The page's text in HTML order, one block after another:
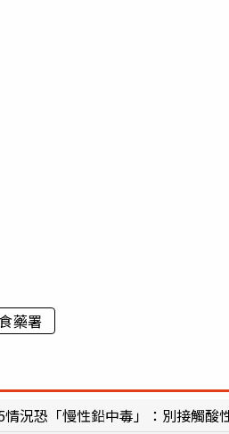
食藥署
況恐「慢性鉛中毒」：別接觸酸